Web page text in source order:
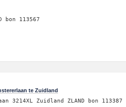
bon 113567
te Zuidland
3214XL Zuidland ZLAND bon 113387